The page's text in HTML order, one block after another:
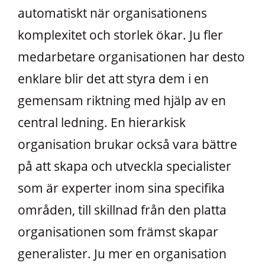
automatiskt när organisationens
komplexitet och storlek ökar. Ju fler
medarbetare organisationen har desto
enklare blir det att styra dem i en
gemensam riktning med hjälp av en
central ledning. En hierarkisk
organisation brukar också vara bättre
på att skapa och utveckla specialister
som är experter inom sina specifika
områden, till skillnad från den platta
organisationen som främst skapar
generalister. Ju mer en organisation